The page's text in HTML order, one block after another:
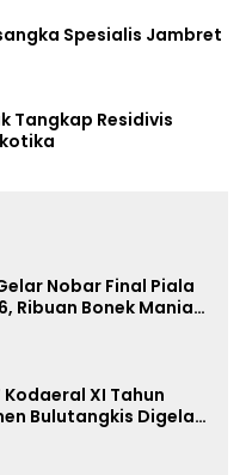
Spesialis Jambret
Tangkap Residivis
Nobar Final Piala
Ribuan Bonek Mania
Kodaeral XI Tahun
Bulutangkis Digelar